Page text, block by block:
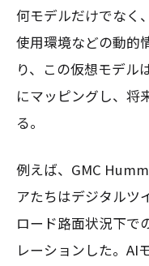
何モデルだけでなく
使用環境などの動的
り、この仮想モデル
にマッピングし、将
る。
例えば、GMC
アたちはデジタルツ
ロード路面状況下で
レーションした。AI